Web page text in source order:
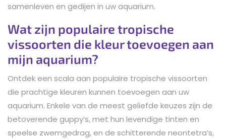
samenleven en gedijen in uw aquarium.
Wat zijn populaire tropische
vissoorten die kleur toevoegen aan
mijn aquarium?
Ontdek een scala aan populaire tropische vissoorten
die prachtige kleuren kunnen toevoegen aan uw
aquarium. Enkele van de meest geliefde keuzes zijn de
betoverende guppy’s, met hun levendige tinten en
speelse zwemgedrag, en de schitterende neontetra’s,